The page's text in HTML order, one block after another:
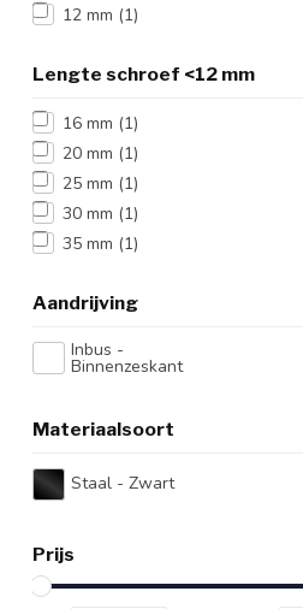
12 mm (1)
Lengte schroef <12 mm
16 mm (1)
20 mm (1)
25 mm (1)
30 mm (1)
35 mm (1)
Aandrijving
Inbus -
Binnenzeskant
Materiaalsoort
Staal - Zwart
Prijs